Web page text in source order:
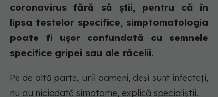
coronavirus fără să știi, pentru că în
lipsa testelor specifice, simptomatologia
poate fi ușor confundată cu semnele
specifice gripei sau ale răcelii.
Pe de altă parte, unii oameni, deși sunt infectați,
nu au niciodată simptome, explică specialiștii.